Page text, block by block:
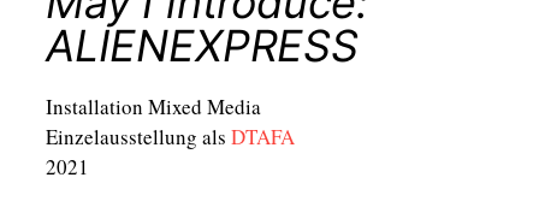
ALIENEXPRESS
Installation Mixed Media
Einzelausstellung als DTAFA
2021